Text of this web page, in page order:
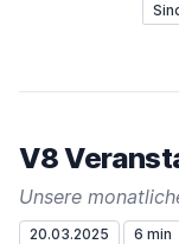
V8
Unsere
20.03.2025 6 min